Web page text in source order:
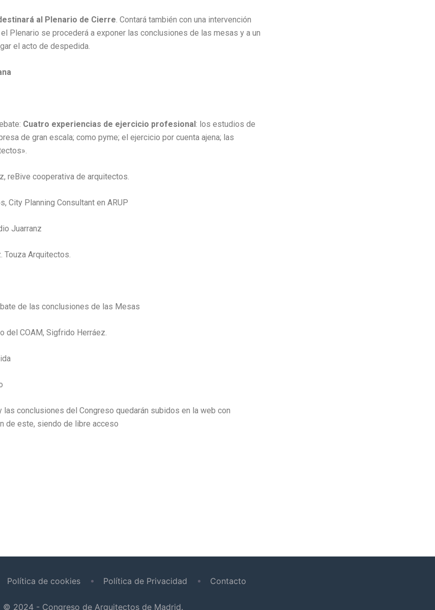
al Plenario de Cierre. Contará también con una intervención
Plenario se procederá a exponer las conclusiones de las mesas y a un
el acto de despedida.
Cuatro experiencias de ejercicio profesional: los estudios de
de gran escala; como pyme; el ejercicio por cuenta ajena; las
reBive cooperativa de arquitectos.
City Planning Consultant en ARUP
Juarranz
Touza Arquitectos.
de las conclusiones de las Mesas
del COAM, Sigfrido Herráez.
conclusiones del Congreso quedarán subidos en la web con
de este, siendo de libre acceso
Política de cookies Política de Privacidad Contacto
© 2024 - Congreso de Arquitectos de Madrid.